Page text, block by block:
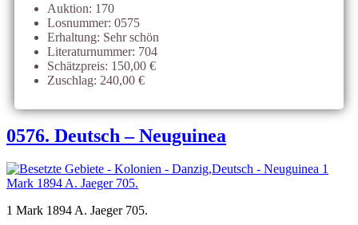
Auktion: 170
Losnummer: 0575
Erhaltung: Sehr schön
Literaturnummer: 704
Schätzpreis: 150,00 €
Zuschlag: 240,00 €
0576. Deutsch – Neuguinea
1 Mark 1894 A. Jaeger 705.